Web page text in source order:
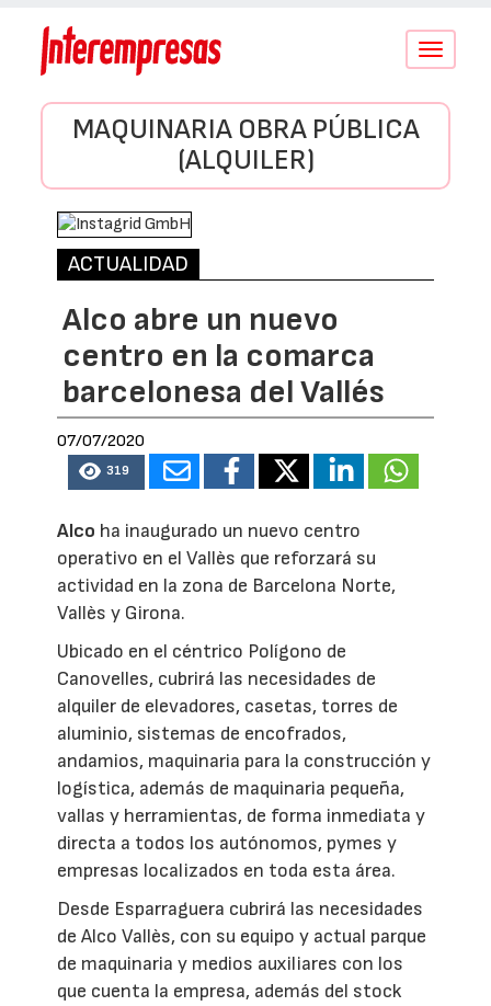
Conmutar
MAQUINARIA OBRA PÚBLICA
(ALQUILER)
ACTUALIDAD
Alco abre un nuevo
centro en la comarca
barcelonesa del Vallés
07/07/2020
319
Alco ha inaugurado un nuevo centro
operativo en el Vallès que reforzará su
actividad en la zona de Barcelona Norte,
Vallès y Girona.
Ubicado en el céntrico Polígono de
Canovelles, cubrirá las necesidades de
alquiler de elevadores, casetas, torres de
aluminio, sistemas de encofrados,
andamios, maquinaria para la construcción y
logística, además de maquinaria pequeña,
vallas y herramientas, de forma inmediata y
directa a todos los autónomos, pymes y
empresas localizados en toda esta área.
Desde Esparraguera cubrirá las necesidades
de Alco Vallès, con su equipo y actual parque
de maquinaria y medios auxiliares con los
que cuenta la empresa, además del stock